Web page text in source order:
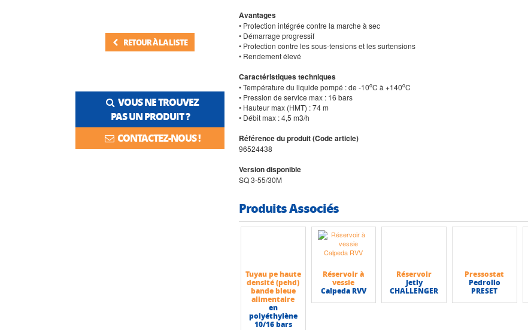
RETOUR À LA LISTE
VOUS NE TROUVEZ
PAS UN PRODUIT ?
CONTACTEZ-NOUS !
Avantages
• Protection intégrée contre la marche à sec
• Démarrage progressif
• Protection contre les sous-tensions et les surtensions
• Rendement élevé
Caractéristiques techniques
• Température du liquide pompé : de -10oC à +140oC
• Pression de service max : 16 bars
• Hauteur max (HMT) : 74 m
• Débit max : 4,5 m3/h
Référence du produit (Code article)
96524438
Version disponible
SQ 3-55/30M
Produits Associés
Tuyau pe haute
densité (pehd)
bande bleue
alimentaire
en
polyéthylène
10/16 bars
Réservoir à
vessie
Calpeda RVV
Réservoir
Jetly
CHALLENGER
Pressostat
Pedrollo
PRESET